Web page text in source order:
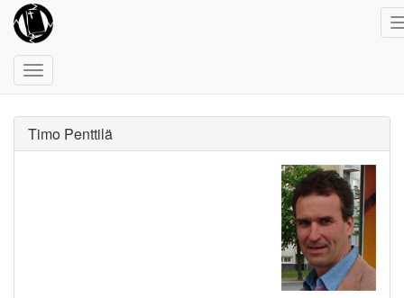
Toggle
navigation
Timo Penttilä